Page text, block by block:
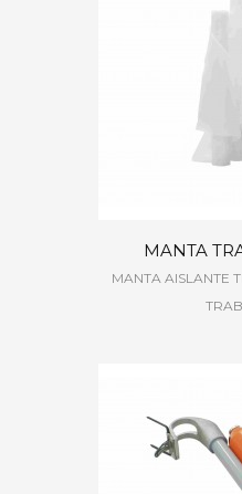
MANTA
MANTA AISLANTE